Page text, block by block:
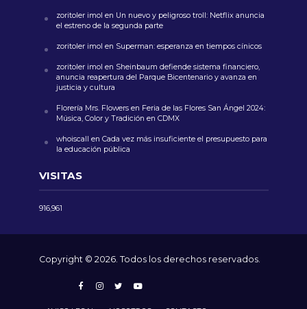
zoritoler imol en Un nuevo y peligroso troll: Netflix anuncia
el estreno de la segunda parte
zoritoler imol en Superman: esperanza en tiempos cínicos
zoritoler imol en Sheinbaum defiende sistema financiero,
anuncia reapertura del Parque Bicentenario y avanza en
justicia y cultura
Florería Mrs. Flowersen Feria de las Flores San Ángel 2024:
Música, Color y Tradición en CDMX
whoiscall en Cada vez más insuficiente el presupuesto para
la educación pública
VISITAS
916,961
Copyright © 2026. Todos los derechos reservados.